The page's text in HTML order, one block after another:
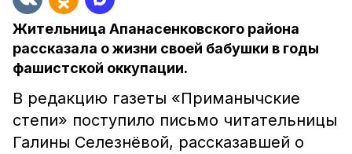
Жительница Апанасенковского района
рассказала о жизни своей бабушки в годы
фашистской оккупации.
В редакцию газеты «Приманычские
степи» поступило письмо читательницы
Галины Селезнёвой, рассказавшей о